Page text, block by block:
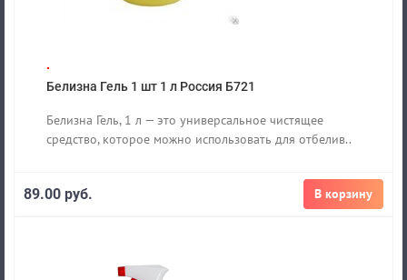
.
Белизна Гель 1 шт 1 л Россия Б721
Белизна Гель, 1 л — это универсальное чистящее
средство, которое можно использовать для отбелив..
В корзину
89.00 руб.